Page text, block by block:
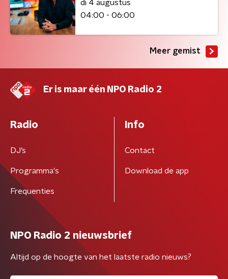
di 4 augustus
04:00 - 06:00
Meer gemist
Er is maar één NPO Radio 2
Radio
DJ’s
Programma's
Frequenties
Info
Contact
Download de app
NPO Radio 2 nieuwsbrief
Altijd op de hoogte van het laatste radio nieuws?